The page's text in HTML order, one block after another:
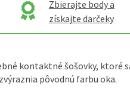
Zbierajte body a
získajte darčeky
kontaktné šošovky, ktoré
pôvodnú farbu oka.